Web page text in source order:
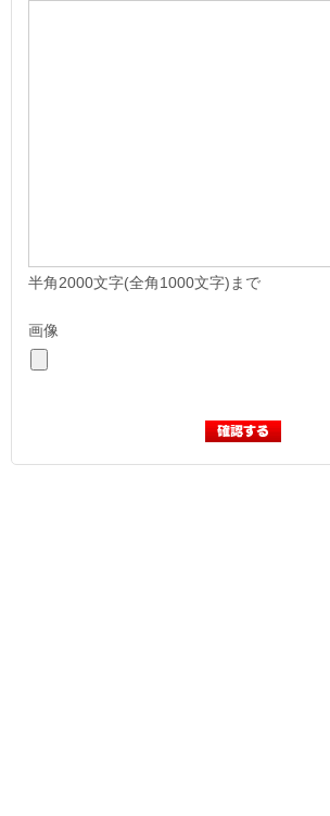
半角2000文字(全角1000文字)まで
画像